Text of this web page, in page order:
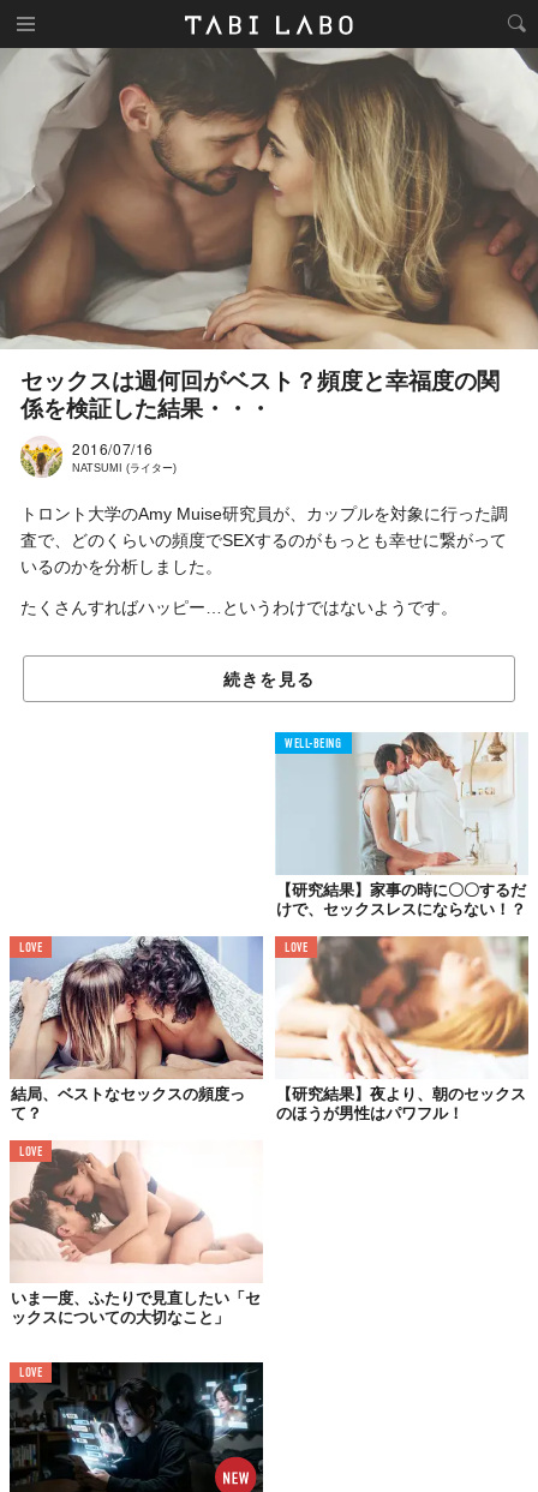
セックスは週何回がベスト？頻度と幸福度の関
係を検証した結果・・・
2016/07/16
NATSUMI (ライター)
トロント大学のAmy Muise研究員が、カップルを対象に行った調
査で、どのくらいの頻度でSEXするのがもっとも幸せに繋がって
いるのかを分析しました。
たくさんすればハッピー…というわけではないようです。
週1回がボーダーライン？
「SAGE Journals 」によると、もっとも幸福度が高いとされた
福度も下がる傾向がありましたが、増えたところで上がることは
ありませんでした。なお、調査対象にシングルの人々は含まれて
いません。
この回数を難しいと捉えるカップルもいれば、「とっかえひっか
なく質はどうなの？という疑問も浮かびますが、少なくとも週に1
回くらいはあったほうがいいのかもしれません。
TABI LABO
この世界は、もっと広いはずだ。
続きを見る
WELL-BEING
【研究結果】家事の時に〇〇するだ
けで、セックスレスにならない！？
LOVE
結局、ベストなセックスの頻度っ
て？
LOVE
【研究結果】夜より、朝のセックス
のほうが男性はパワフル！
LOVE
いま一度、ふたりで見直したい「セ
ックスについての大切なこと」
LOVE